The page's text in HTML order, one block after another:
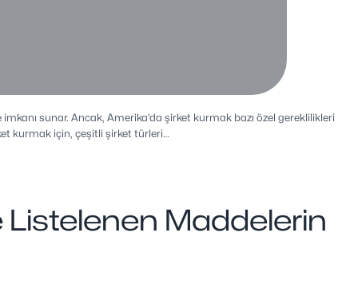
sunar. Ancak, Amerika’da şirket kurmak bazı özel gereklilikleri
kurmak için, çeşitli şirket türleri…
Listelenen Maddelerin